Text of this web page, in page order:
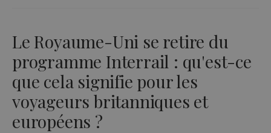
Le Royaume-Uni se retire du
programme Interrail : qu'est-ce
que cela signifie pour les
voyageurs britanniques et
européens ?